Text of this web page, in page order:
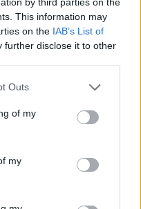
This information may
on the IAB’s List of
further disclose it to other
Outs
of my
my